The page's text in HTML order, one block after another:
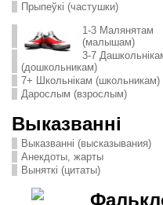
Прыпеўкі (частушки)
1-3 Малянятам
(малышам)
3-7
(дошкольникам)
7+ Школьнікам (школьникам)
Дарослым (взрослым)
Выказванні
Выказванні (высказывания)
Анекдоты, жарты
Выняткі (цитаты)